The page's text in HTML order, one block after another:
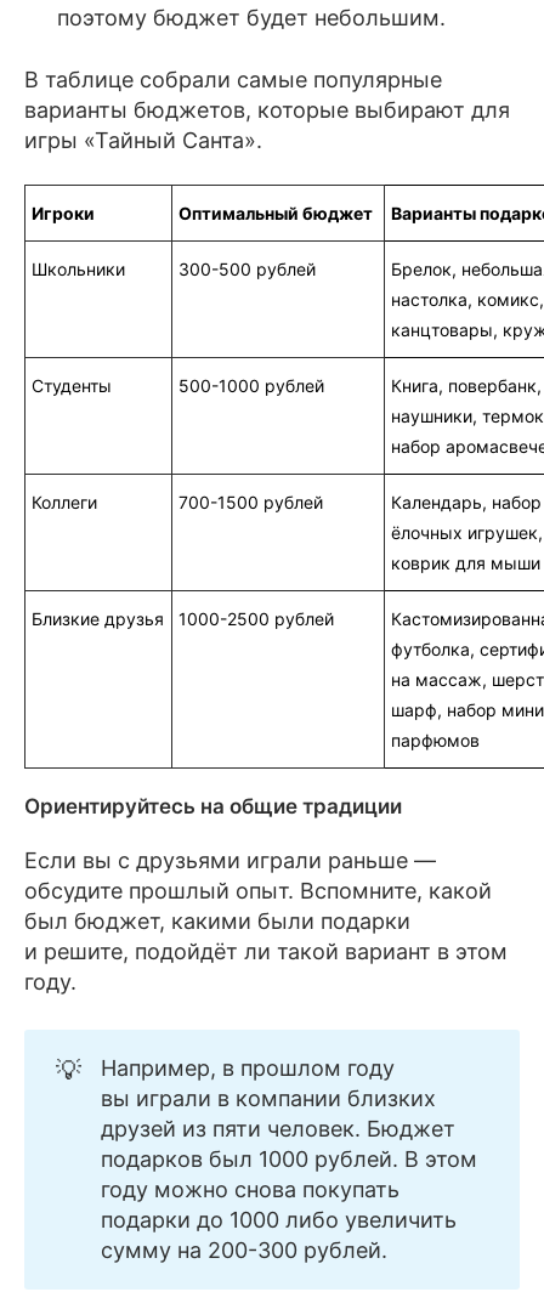
поэтому бюджет будет небольшим.
В таблице собрали самые популярные
варианты бюджетов, которые выбирают для
игры «Тайный Санта».
Игроки Оптимальный бюджет Варианты
Школьники 300-500 рублей
Брелок,
настолка, комикс,
канцтовары,
Студенты 500-1000 рублей
Книга, повербанк,
наушники,
набор
Коллеги 700-1500 рублей
Календарь, набор
ёлочных
коврик для мыши
Близкие друзья 1000-2500 рублей
футболка,
на массаж,
шарф, набор
парфюмов
Ориентируйтесь на общие традиции
Если вы с друзьями играли раньше —
обсудите прошлый опыт. Вспомните, какой
был бюджет, какими были подарки
и решите, подойдёт ли такой вариант в этом
году.
💡
Например, в прошлом году
вы играли в компании близких
друзей из пяти человек. Бюджет
подарков был 1000 рублей. В этом
году можно снова покупать
подарки до 1000 либо увеличить
сумму на 200-300 рублей.